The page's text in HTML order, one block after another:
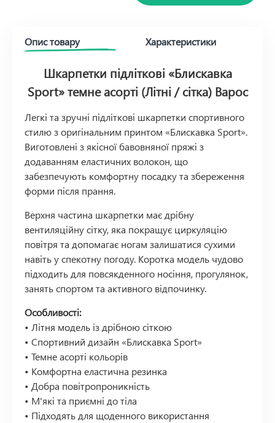
Опис товару Характеристики
Шкарпетки підліткові «Блискавка
Sport» темне асорті (Літні / сітка) Варос
Легкі та зручні підліткові шкарпетки спортивного
стилю з оригінальним принтом «Блискавка Sport».
Виготовлені з якісної бавовняної пряжі з
додаванням еластичних волокон, що
забезпечують комфортну посадку та збереження
форми після прання.
Верхня частина шкарпетки має дрібну
вентиляційну сітку, яка покращує циркуляцію
повітря та допомагає ногам залишатися сухими
навіть у спекотну погоду. Коротка модель чудово
підходить для повсякденного носіння, прогулянок,
занять спортом та активного відпочинку.
Особливості:
• Літня модель із дрібною сіткою
• Спортивний дизайн «Блискавка Sport»
• Темне асорті кольорів
• Комфортна еластична резинка
• Добра повітропроникність
• М'які та приємні до тіла
• Підходять для щоденного використання